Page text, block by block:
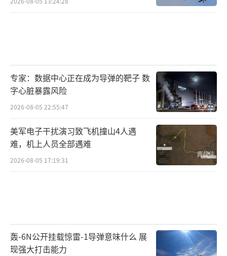
专家：数据中心正在成为导弹的靶子 数
字心脏暴露风险
2026-08-05 22:55:47
美军电子干扰演习致飞机撞山4人遇
难，机上人员全部遇难
2026-08-05 17:19:31
轰-6N公开挂载惊雷-1导弹意味什么 展
现强大打击能力